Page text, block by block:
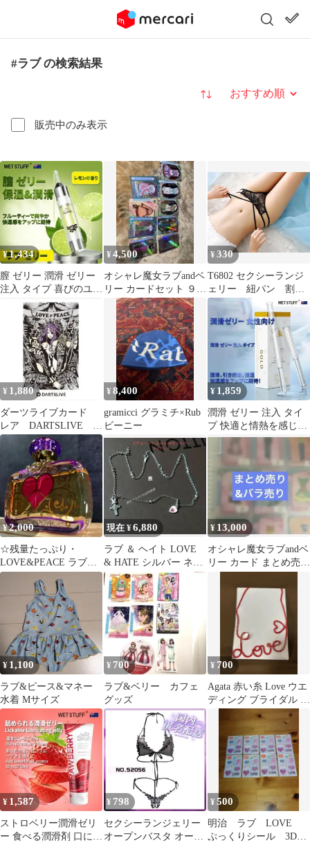
#ラブ の検索結果
販売中のみ表示
並び替え
¥1,434
膣 ゼリー 潤滑 ゼリー
注入 タイプ 喜びのユニ
ークな成分を加える レ
モンエッ
¥4,500
オシャレ魔女ラブandベ
リー カードセット ９枚
セット
¥330
T6802 セクシーランジ
ェリー 紐パン 割れ
パン Tショーツ Tバ
ック
¥ 1,880
ダーツライブカード
レア DARTSLIVE
LOVE&PEACE【70】
¥8,400
gramicci グラミチ×Rub
ビーニー
¥ 1,859
潤滑 ゼリー 注入 タイ
プ 快適と情熱を感じる
膣 内 保湿 潤い不足を
補う 水
¥2,000
☆残量たっぷり・
LOVE&PEACE ラブ＆
ピース オードパルファ
ム 50ml☆
現在 ¥6,880
ラブ ＆ ヘイト LOVE
& HATE シルバー ネッ
クレス 40cm
¥ 13,000
オシャレ魔女ラブandベ
リー カード まとめ売り
¥ 1,100
ラブ&ピース&マネー
水着 Mサイズ
¥ 700
ラブ&ベリー カフェ
グッズ
¥ 700
Agata 赤い糸 Love ウエ
ディング ブライダル 結
婚式 前撮り
¥ 1,587
ストロベリー潤滑ゼリ
ー 食べる潤滑剤 口にし
¥ 798
セクシーランジェリー
オープンバスタ オープ
¥500
明治 ラブ LOVE
ぷっくりシール 3Dシ